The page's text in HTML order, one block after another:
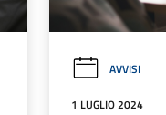
AVVISI
1 LUGLIO 2024